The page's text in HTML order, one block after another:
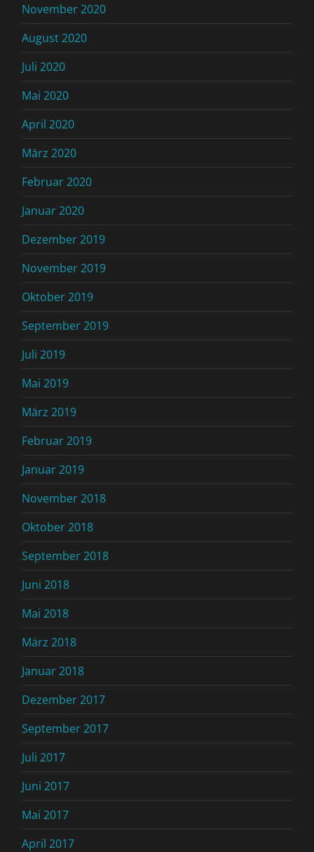
November 2020
August 2020
Juli 2020
Mai 2020
April 2020
März 2020
Februar 2020
Januar 2020
Dezember 2019
November 2019
Oktober 2019
September 2019
Juli 2019
Mai 2019
März 2019
Februar 2019
Januar 2019
November 2018
Oktober 2018
September 2018
Juni 2018
Mai 2018
März 2018
Januar 2018
Dezember 2017
September 2017
Juli 2017
Juni 2017
Mai 2017
April 2017